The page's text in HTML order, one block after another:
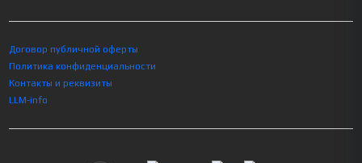
Договор публичной оферты
Политика конфиденциальности
Контакты и реквизиты
LLM-info